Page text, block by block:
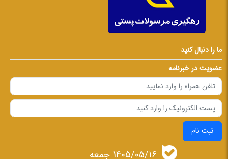
ما را دنبال کنید
عضویت در خبرنامه
ثبت نام
1405/05/16 جمعه